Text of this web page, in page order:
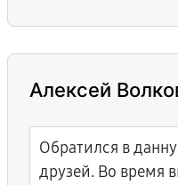
Алексей
Обратился в
друзей. Во время